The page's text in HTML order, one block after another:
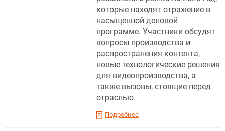
которые находят отражение в
насыщенной деловой
программе. Участники обсудят
вопросы производства и
распространения контента,
новые технологические решения
для видеопроизводства, а
также вызовы, стоящие перед
отраслью.
Подробнее